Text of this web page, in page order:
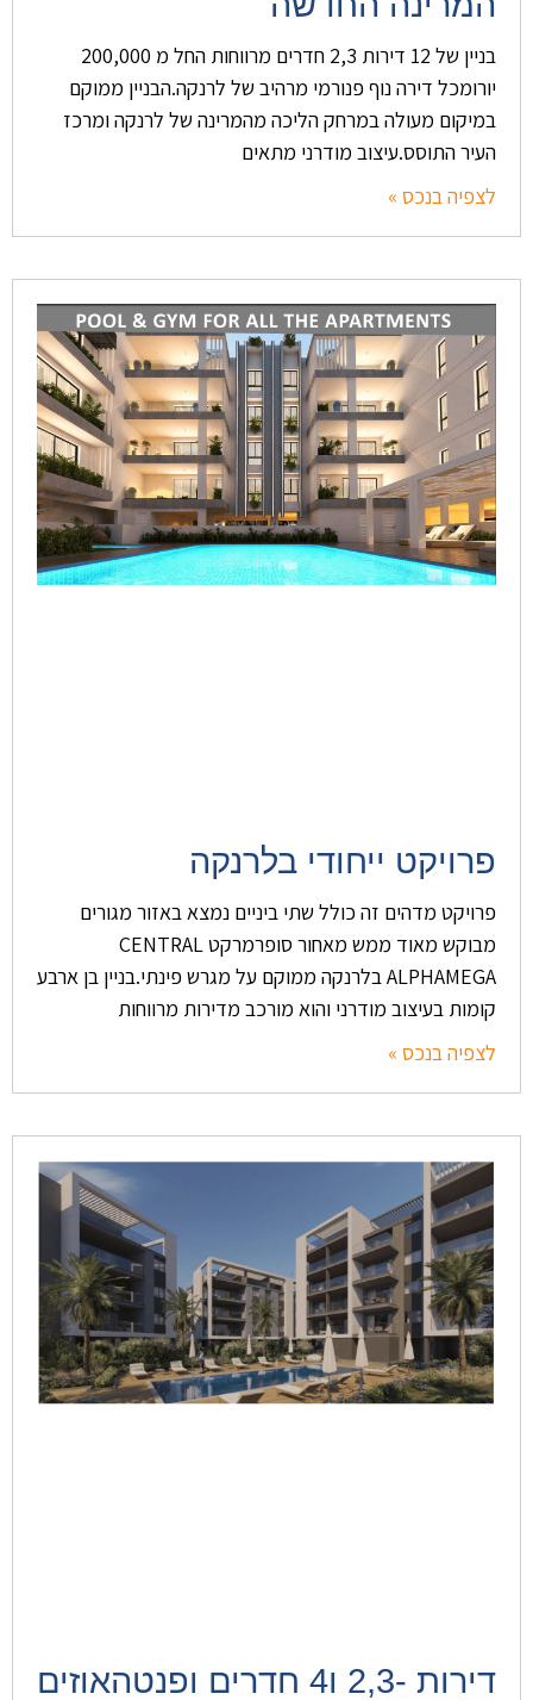
בניין של 12 דירות 2,3 חדרים מרווחות החל מ 200,000
יורומכל דירה נוף פנורמי מרהיב של לרנקה.הבניין ממוקם
במיקום מעולה במרחק הליכה מהמרינה של לרנקה ומרכז
העיר התוסס.עיצוב מודרני מתאים
לצפיה בנכס »
פרויקט ייחודי בלרנקה
פרויקט מדהים זה כולל שתי ביניים נמצא באזור מגורים
מבוקש מאוד ממש מאחור סופרמרקט CENTRAL
ALPHAMEGA בלרנקה ממוקם על מגרש פינתי.בניין בן ארבע
קומות בעיצוב מודרני והוא מורכב מדירות מרווחות
לצפיה בנכס »
דירות -2,3 ו4 חדרים ופנטהאוזים